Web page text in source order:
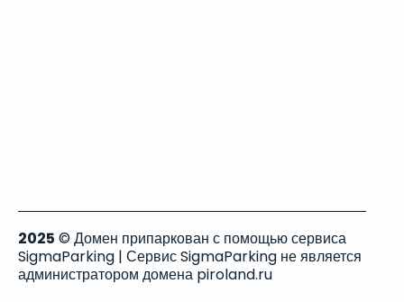
2025 © Домен припаркован с помощью сервиса
SigmaParking | Сервис SigmaParking не является
администратором домена piroland.ru